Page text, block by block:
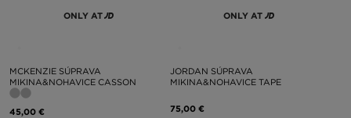
ONLY AT
MCKENZIE SÚPRAVA
MIKINA&NOHAVICE CASSON
45,00 €
ONLY AT
JORDAN SÚPRAVA
MIKINA&NOHAVICE TAPE
75,00 €